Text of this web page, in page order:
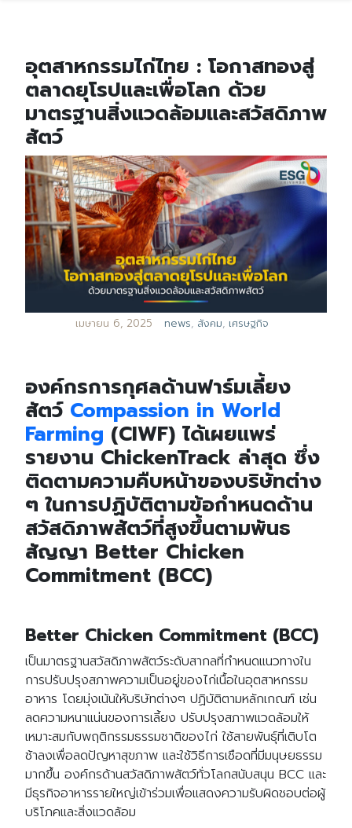
อุตสาหกรรมไก่ไทย : โอกาสทองสู่
ตลาดยุโรปและเพื่อโลก ด้วย
มาตรฐานสิ่งแวดล้อมและสวัสดิภาพ
สัตว์
เมษายน 6, 2025 news, สังคม, เศรษฐกิจ
องค์กรการกุศลด้านฟาร์มเลี้ยง
สัตว์ Compassion in World
Farming (CIWF) ได้เผยแพร่
รายงาน ChickenTrack ล่าสุด ซึ่ง
ติดตามความคืบหน้าของบริษัทต่าง
ๆ ในการปฏิบัติตามข้อกำหนดด้าน
สวัสดิภาพสัตว์ที่สูงขึ้นตามพันธ
สัญญา Better Chicken
Commitment (BCC)
Better Chicken Commitment (BCC)
เป็นมาตรฐานสวัสดิภาพสัตว์ระดับสากลที่กำหนดแนวทางใน
การปรับปรุงสภาพความเป็นอยู่ของไก่เนื้อในอุตสาหกรรม
อาหาร โดยมุ่งเน้นให้บริษัทต่างๆ ปฏิบัติตามหลักเกณฑ์ เช่น
ลดความหนาแน่นของการเลี้ยง ปรับปรุงสภาพแวดล้อมให้
เหมาะสมกับพฤติกรรมธรรมชาติของไก่ ใช้สายพันธุ์ที่เติบโต
ช้าลงเพื่อลดปัญหาสุขภาพ และใช้วิธีการเชือดที่มีมนุษยธรรม
มากขึ้น องค์กรด้านสวัสดิภาพสัตว์ทั่วโลกสนับสนุน BCC และ
มีธุรกิจอาหารรายใหญ่เข้าร่วมเพื่อแสดงความรับผิดชอบต่อผู้
บริโภคและสิ่งแวดล้อม